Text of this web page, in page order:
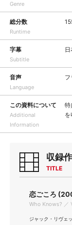
Genre
総分数
Runtime
字幕
Subtitle
音声
Language
この資料について
Additional
Information
特
を
収録
TITLE
恋ごころ
Who Knows? ／
ジャック・リヴェ